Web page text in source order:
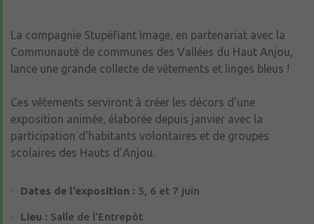
La compagnie Stupéfiant Image, en partenariat avec la
Communauté de communes des Vallées du Haut Anjou,
lance une grande collecte de vêtements et linges bleus !
Ces vêtements serviront à créer les décors d’une
exposition animée, élaborée depuis janvier avec la
participation d’habitants volontaires et de groupes
scolaires des Hauts d’Anjou.
Dates de l’exposition : 5, 6 et 7 juin
Lieu : Salle de l’Entrepôt